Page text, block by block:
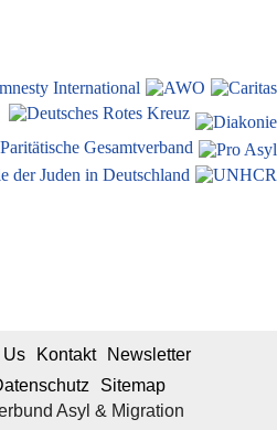
Asyl & Migration
Us Kontakt
Newsletter
Sitemap